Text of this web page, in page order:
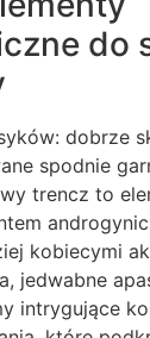
do
dobrze
spodnie
trencz to
kobiecymi
jedwabne
intrygujące